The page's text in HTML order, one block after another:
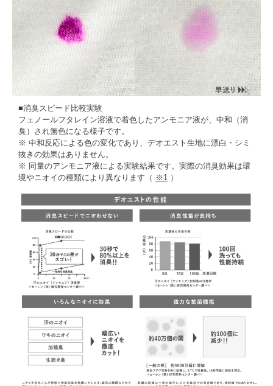
■消臭スピード比較実験
フェノールフタレイン溶液で着色したアンモニア液が、中和（消
臭）され無色になる様子です。
※ 中和反応による色の変化であり、デオエスト生地に漂白・シミ
抜きの効果はありません。
※ 同量のアンモニア液による実験結果です。実際の消臭効果は環
境やニオイの種類により異なります（ ※1 ）